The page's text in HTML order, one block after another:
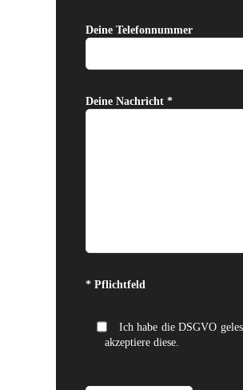
Deine Telefonnummer
Deine Nachricht *
Bitte lasse dieses Feld leer.
* Pflichtfeld
Ich habe die DSGVO
akzeptiere diese.